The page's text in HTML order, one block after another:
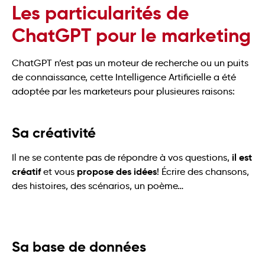
Les particularités de
ChatGPT pour le marketing
ChatGPT n’est pas un moteur de recherche ou un puits
de connaissance, cette Intelligence Artificielle a été
adoptée par les marketeurs pour plusieures raisons:
Sa créativité
Il ne se contente pas de répondre à vos questions, il est
créatifet vous propose des idées! Écrire des chansons,
des histoires, des scénarios, un poème…
Sa base de données